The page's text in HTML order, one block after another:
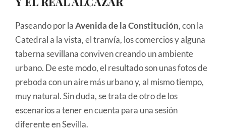
Paseando por laAvenida de la Constitución, con la
Catedral a la vista, el tranvía, los comercios y alguna
taberna sevillana conviven creando un ambiente
urbano. De este modo, el resultado son unas fotos de
preboda con un aire más urbano y, al mismo tiempo,
muy natural. Sin duda, se trata de otro de los
escenarios a tener en cuenta para una sesión
diferente en Sevilla.